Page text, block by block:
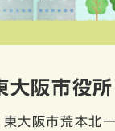
大阪市役所
東大阪市荒本北